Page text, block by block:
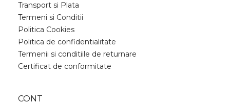
Transport si Plata
Termeni si Conditii
Politica Cookies
Politica de confidentialitate
Termenii si conditiile de returnare
Certificat de conformitate
CONT